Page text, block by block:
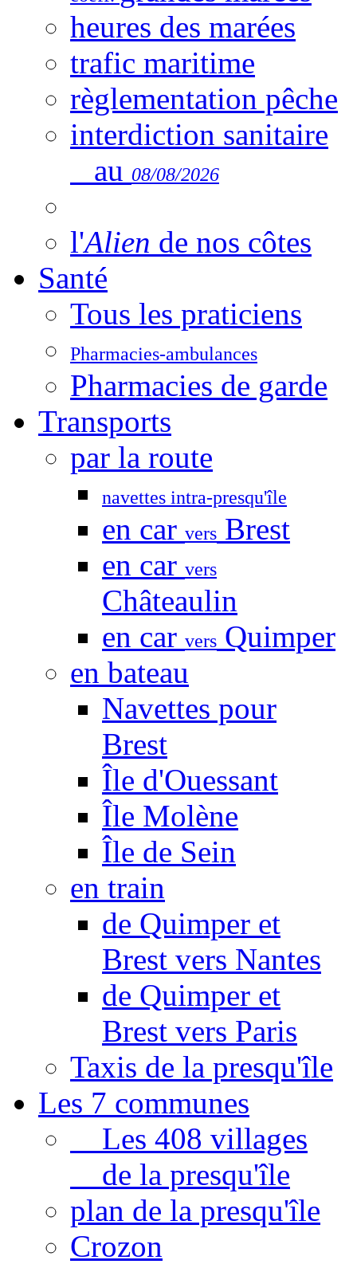
heures des marées
trafic maritime
règlementation pêche
interdiction sanitaire
au 08/08/2026
l'Alien de nos côtes
Santé
Tous les praticiens
Pharmacies-ambulances
Pharmacies de garde
Transports
par la route
navettes intra-presqu'île
en car vers Brest
en car vers
Châteaulin
en car vers Quimper
en bateau
Navettes pour
Brest
Île d'Ouessant
Île Molène
Île de Sein
en train
de Quimper et
Brest vers Nantes
de Quimper et
Brest vers Paris
Taxis de la presqu'île
Les 7 communes
Les 408 villages
de la presqu'île
plan de la presqu'île
Crozon